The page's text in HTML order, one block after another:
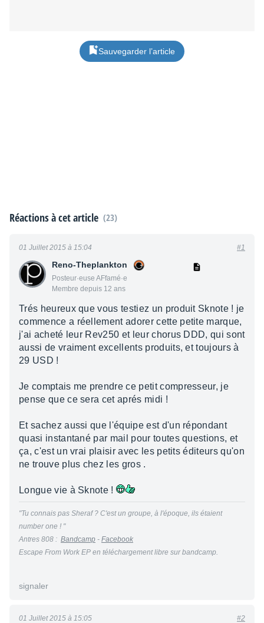
Sauvegarder l’article
Réactions à cet article (23)
Reno-Theplankton
Posteur·euse AFfamé·e
Membre depuis 12 ans
01 Juillet 2015 à 15:04 #1
Trés heureux que vous testiez un produit Sknote ! je
commence a réellement adorer cette petite marque,
j'ai acheté leur Rev250 et leur chorus DDD, qui sont
aussi de vraiment excellents produits, et toujours à
29 USD !
Je comptais me prendre ce petit compresseur, je
pense que ce sera cet aprés midi !
Et sachez aussi que l'équipe est d'un répondant
quasi instantané par mail pour toutes questions, et
ça, c'est un vrai plaisir avec les petits éditeurs qu'on
ne trouve plus chez les gros .
Longue vie à Sknote !
"Tu connais pas Sheraf ? C'est un groupe, à l'époque, ils étaient
number one ! "
Antres 808 : Bandcamp - Facebook
Escape From Work EP en téléchargement libre sur bandcamp.
signaler
01 Juillet 2015 à 15:05 #2